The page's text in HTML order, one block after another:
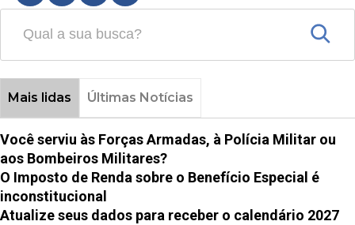
Mais lidas Últimas Notícias
Você serviu às Forças Armadas, à Polícia Militar ou
aos Bombeiros Militares?
O Imposto de Renda sobre o Benefício Especial é
inconstitucional
Atualize seus dados para receber o calendário 2027